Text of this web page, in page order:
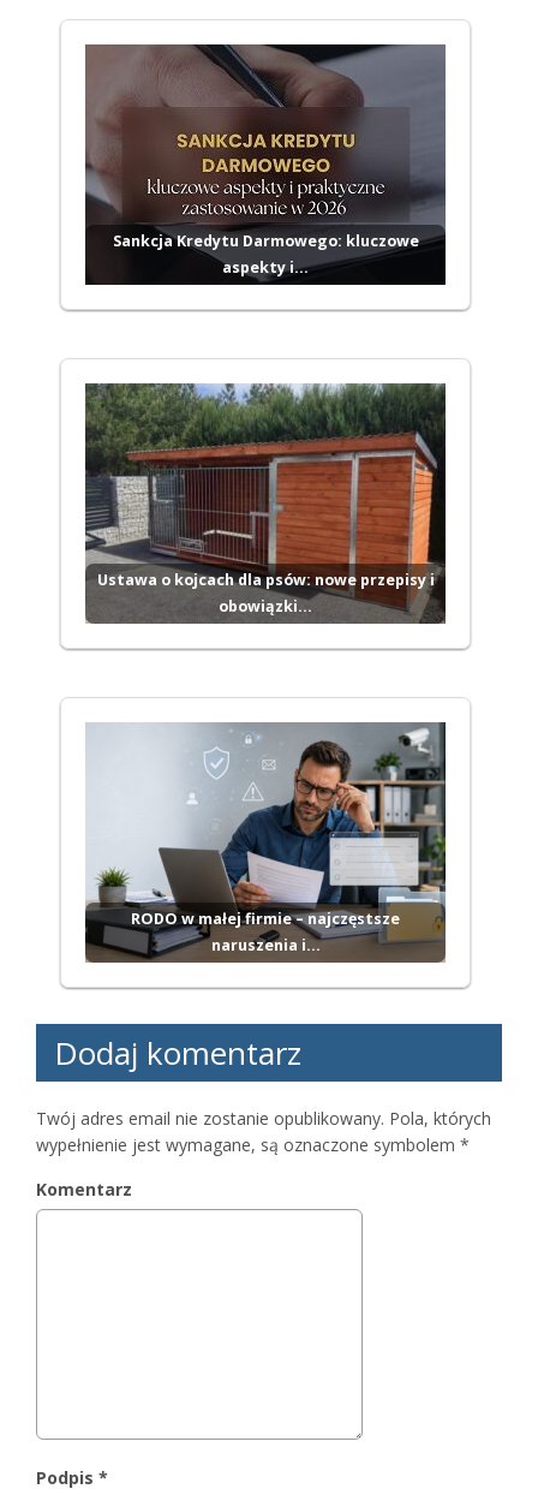
Sankcja Kredytu Darmowego: kluczowe
aspekty i…
Ustawa o kojcach dla psów: nowe przepisy i
obowiązki…
RODO w małej firmie – najczęstsze
naruszenia i…
Dodaj komentarz
Twój adres email nie zostanie opublikowany. Pola, których
wypełnienie jest wymagane, są oznaczone symbolem *
Komentarz
Podpis *